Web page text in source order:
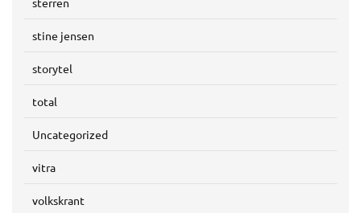
stine jensen
storytel
total
Uncategorized
vitra
volkskrant